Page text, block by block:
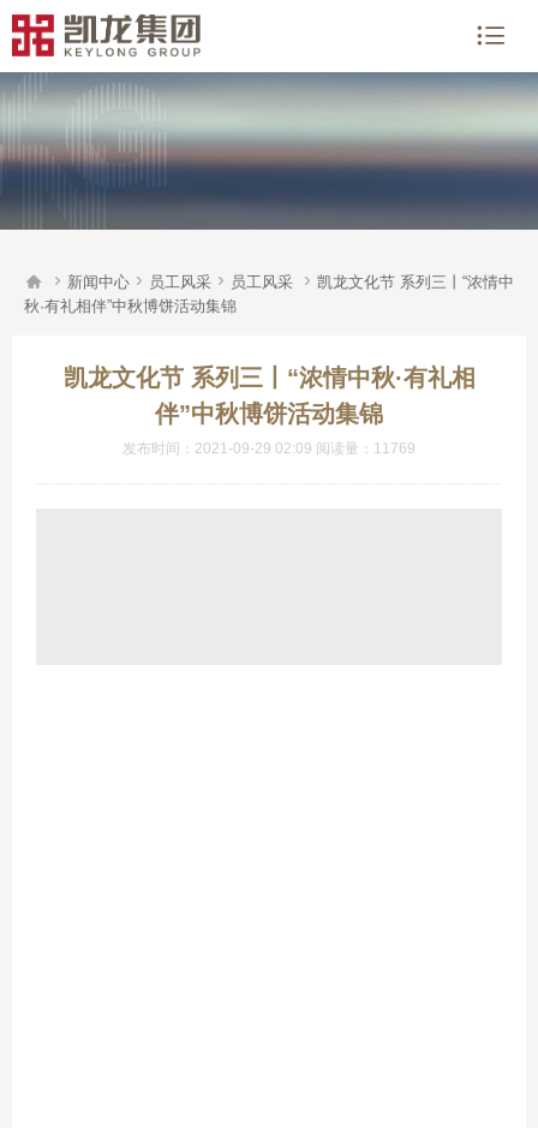

  新闻中心  员工风采  员工风采  凯龙文化节 系列三丨“浓情中
秋·有礼相伴”中秋博饼活动集锦
凯龙文化节 系列三丨“浓情中秋·有礼相
伴”中秋博饼活动集锦
发布时间：2021-09-29 02:09 阅读量：11769